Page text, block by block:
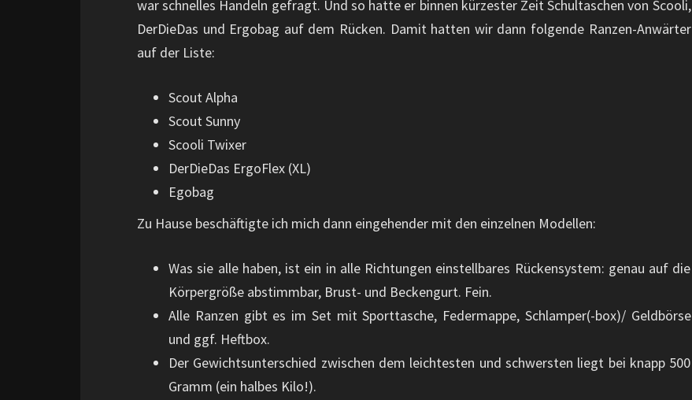
war schnelles Handeln gefragt. Und so hatte er binnen kürzester Zeit Schultaschen von Scooli,
DerDieDas und Ergobag auf dem Rücken. Damit hatten wir dann folgende Ranzen-Anwärter
auf der Liste:
Scout Alpha
Scout Sunny
Scooli Twixer
DerDieDas ErgoFlex (XL)
Egobag
Zu Hause beschäftigte ich mich dann eingehender mit den einzelnen Modellen:
Was sie alle haben, ist ein in alle Richtungen einstellbares Rückensystem: genau auf die
Körpergröße abstimmbar, Brust- und Beckengurt. Fein.
Alle Ranzen gibt es im Set mit Sporttasche, Federmappe, Schlamper(-box)/ Geldbörse
und ggf. Heftbox.
Der Gewichtsunterschied zwischen dem leichtesten und schwersten liegt bei knapp 500
Gramm (ein halbes Kilo!).